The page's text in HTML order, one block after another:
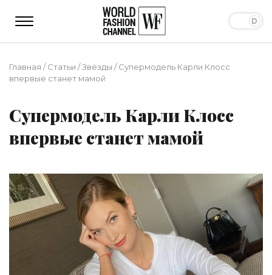
Главная /Статьи /Звёзды /Супермодель Карли Клосс
впервые станет мамой
Супермодель Карли Клосс
впервые станет мамой